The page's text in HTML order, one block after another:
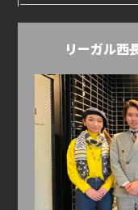
リーガル西